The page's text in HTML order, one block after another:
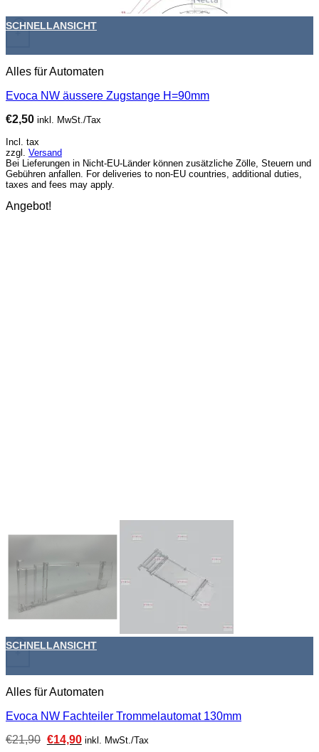
+
SCHNELLANSICHT
Alles für Automaten
Evoca NW äussere Zugstange H=90mm
€2,50 inkl. MwSt./Tax
Incl. tax
zzgl. Versand
Bei Lieferungen in Nicht-EU-Länder können zusätzliche Zölle, Steuern und
Gebühren anfallen. For deliveries to non-EU countries, additional duties,
taxes and fees may apply.
Angebot!
+
SCHNELLANSICHT
Alles für Automaten
Evoca NW Fachteiler Trommelautomat 130mm
€21,90 Ursprünglicher
€14,90Aktueller
inkl. MwSt./Tax